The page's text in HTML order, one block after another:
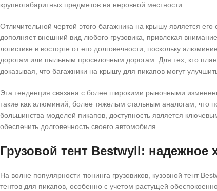
крупногабаритных предметов на неровной местности.
Отличительной чертой этого багажника на крышу является
дополняет внешний вид любого грузовика, привлекая
логистике в восторге от его долговечности, поскольку
дорогам или пыльным проселочным дорогам. Для тех, кто
доказывая, что багажники на крышу для пикапов могут
Эта тенденция связана с более широкими рыночными
такие как алюминий, более тяжелым стальным аналогам, что
большинства моделей пикапов, доступность является
обеспечить долговечность своего автомобиля.
Грузовой тент Bestwyll:
На волне популярности тюнинга грузовиков, кузовной тент
тентов для пикапов, особенно с учетом растущей